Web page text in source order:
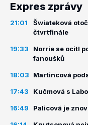
Expres zprávy
21:01
Šwiateková
čtvrtfinále
19:33
Norrie se ocitl
fanoušků
18:03 Martincová
17:43 Kučmová s
16:49 Palicová je